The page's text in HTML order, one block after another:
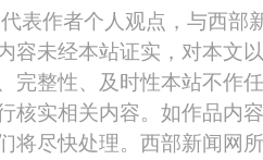
表作者个人观点，与西部
容未经本站证实，对本文
完整性、及时性本站不作
核实相关内容。如作品内
将尽快处理。西部新闻网